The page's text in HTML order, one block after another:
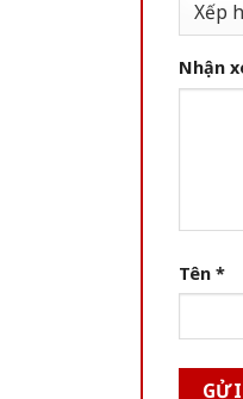
Nhận
Tên *